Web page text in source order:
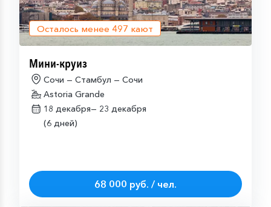
Осталось менее 497 кают
Мини-круиз
Сочи — Стамбул — Сочи
Astoria Grande
18 декабря— 23 декабря
(6 дней)
68 000 руб. / чел.